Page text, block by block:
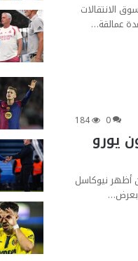
الانتقالات
عمالقة…
0
184
يقدم 75 مليون يورو
أظهر نيوكاسل
بعرض…